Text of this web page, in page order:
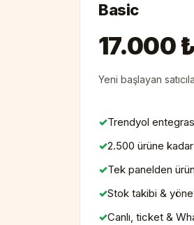
Basic
17.000
Yeni başlayan
Trendyol
2.500 ürüne kadar
Tek panelden
Stok takibi &
Canlı, ticket &